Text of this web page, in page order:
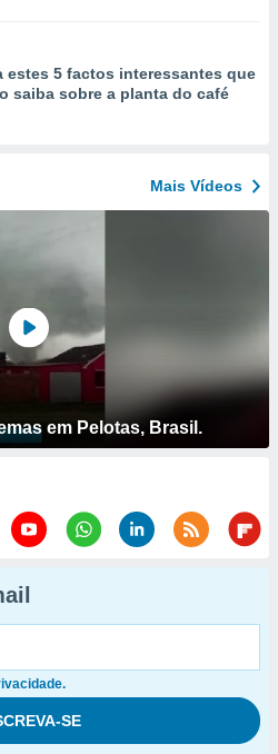
estes 5 factos interessantes que
saiba sobre a planta do café
Mais Vídeos
em Pelotas, Brasil.